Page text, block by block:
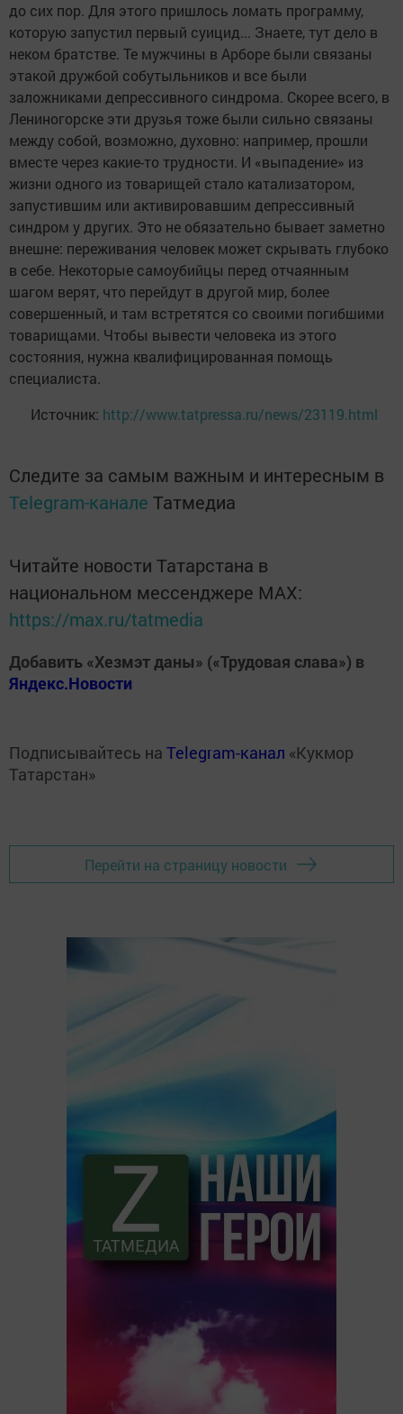
до сих пор. Для этого пришлось ломать программу,
которую запустил первый суицид... Знаете, тут дело в
неком братстве. Те мужчины в Арборе были связаны
этакой дружбой собутыльников и все были
заложниками депрессивного синдрома. Скорее всего, в
Лениногорске эти друзья тоже были сильно связаны
между собой, возможно, духовно: например, прошли
вместе через какие-то трудности. И «выпадение» из
жизни одного из товарищей стало катализатором,
запустившим или активировавшим депрессивный
синдром у других. Это не обязательно бывает заметно
внешне: переживания человек может скрывать глубоко
в себе. Некоторые самоубийцы перед отчаянным
шагом верят, что перейдут в другой мир, более
совершенный, и там встретятся со своими погибшими
товарищами. Чтобы вывести человека из этого
состояния, нужна квалифицированная помощь
специалиста.
Источник: http://www.tatpressa.ru/news/23119.html
Следите за самым важным и интересным в
Telegram-канале Татмедиа
Читайте новости Татарстана в
национальном мессенджере MАХ:
https://max.ru/tatmedia
Добавить «Хезмэт даны» («Трудовая слава») в
Яндекс.Новости
Подписывайтесь на Telegram-канал «Кукмор
Татарстан»
Перейти на страницу новости